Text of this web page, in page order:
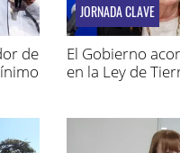
de
JORNADA CLAVE
El Gobierno
en la Ley de